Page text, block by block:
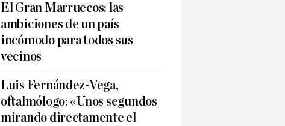
El Gran Marruecos: las
ambiciones de un país
incómodo para todos sus
vecinos
Luis Fernández-Vega,
oftalmólogo: «Unos segundos
mirando directamente el